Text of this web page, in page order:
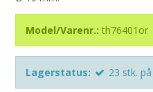
Model/Varenr.: th76401or
Lagerstatus: 23 stk.